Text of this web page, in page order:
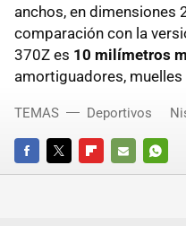
anchos, en dimensiones
comparación con la
370Z es 10 milímetros
amortiguadores,
FACEBOOKTWITTERFLIPBOARD
E-
TEMAS Deportivos